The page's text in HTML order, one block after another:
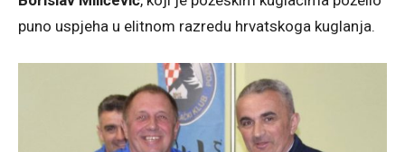
puno uspjeha u elitnom razredu hrvatskoga kuglanja.